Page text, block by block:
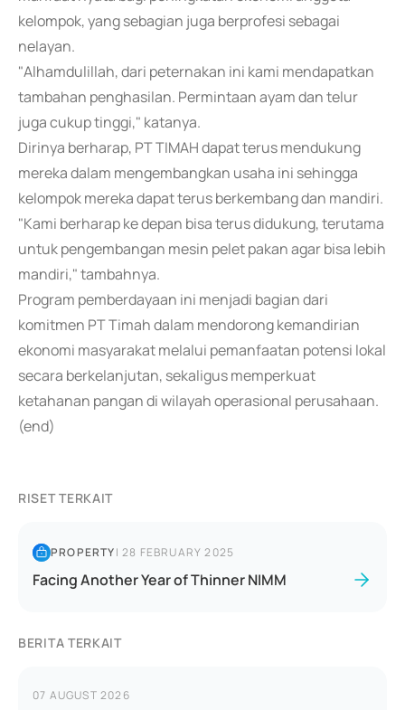
kelompok, yang sebagian juga berprofesi sebagai
nelayan.
"Alhamdulillah, dari peternakan ini kami mendapatkan
tambahan penghasilan. Permintaan ayam dan telur
juga cukup tinggi," katanya.
Dirinya berharap, PT TIMAH dapat terus mendukung
mereka dalam mengembangkan usaha ini sehingga
kelompok mereka dapat terus berkembang dan mandiri.
"Kami berharap ke depan bisa terus didukung, terutama
untuk pengembangan mesin pelet pakan agar bisa lebih
mandiri," tambahnya.
Program pemberdayaan ini menjadi bagian dari
komitmen PT Timah dalam mendorong kemandirian
ekonomi masyarakat melalui pemanfaatan potensi lokal
secara berkelanjutan, sekaligus memperkuat
ketahanan pangan di wilayah operasional perusahaan.
(end)
RISET TERKAIT
PROPERTY|28 FEBRUARY 2025
Facing Another Year of Thinner NIMM
BERITA TERKAIT
07 AUGUST 2026